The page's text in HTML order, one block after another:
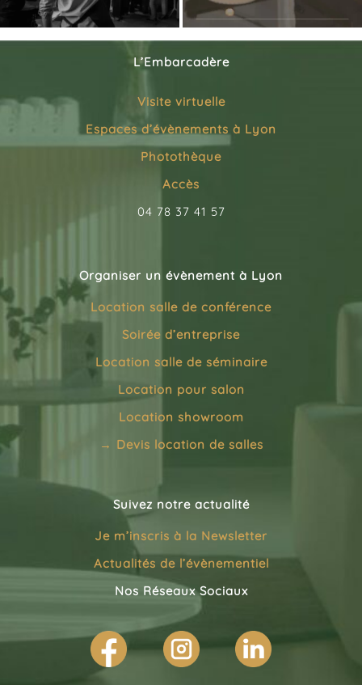
L’Embarcadère
Visite virtuelle
Espaces d’évènements à Lyon
Photothèque
Accès
04 78 37 41 57
Organiser un évènement à Lyon
Location salle de conférence
Soirée d’entreprise
Location salle de séminaire
Location pour salon
Location showroom
→ Devis location de salles
Suivez notre actualité
Je m’inscris à la Newsletter
Actualités de l’évènementiel
Nos Réseaux Sociaux